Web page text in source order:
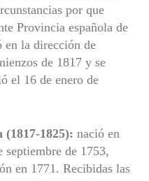
por que
Provincia española de
en la dirección de
de 1817 y se
el 16 de enero de
1825): nació en
de 1753,
en 1771. Recibidas las